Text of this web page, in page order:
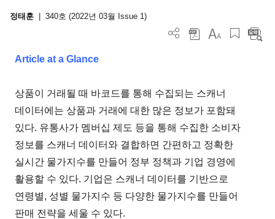
정태훈 340호 (2022년 03월 Issue 1)
Article at a Glance
상품이 거래될 때 바코드를 통해 수집되는 스캐너
데이터에는 상품과 거래에 대한 많은 정보가 포함돼
있다. 유통사가 멤버십 제도 등을 통해 수집한 소비자
정보를 스캐너 데이터와 결합하면 간편하고 정확한
실시간 물가지수를 만들어 정부 정책과 기업 경영에
활용할 수 있다. 기업은 스캐너 데이터를 기반으로
연령별, 성별 물가지수 등 다양한 물가지수를 만들어
판매 전략을 세울 수 있다.